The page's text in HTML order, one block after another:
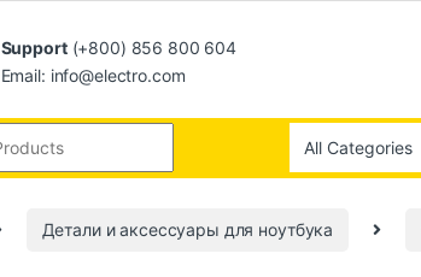
Support(+800) 856 800 604
Email: info@electro.com
Детали и аксессуары для ноутбука